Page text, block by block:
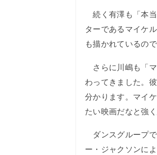
続く有澤も「本
ターであるマイケ
も描かれているの
さらに川嶋も「
わってきました。
分かります。マイ
たい映画だなと強
ダンスグループ
ー・ジャクソンに